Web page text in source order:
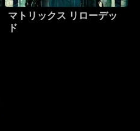
マトリックス リローデッ
ド